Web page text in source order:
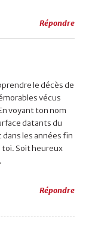
Répondre
le décès de
vécus
voyant ton nom
datants du
dans les années fin
toi. Soit heureux
Répondre